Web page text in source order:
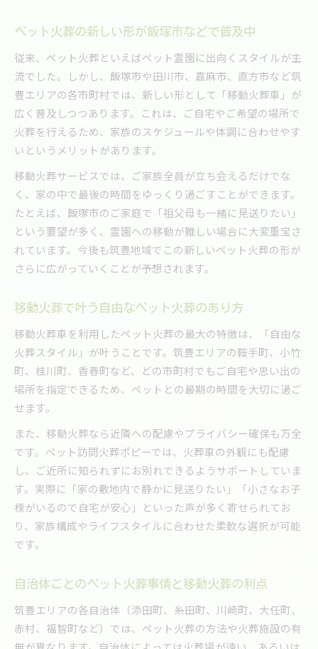
ペット火葬の新しい形が飯塚市などで普及中
従来、ペット火葬といえばペット霊園に出向くスタイルが主
流でした。しかし、飯塚市や田川市、嘉麻市、直方市など筑
豊エリアの各市町村では、新しい形として「移動火葬車」が
広く普及しつつあります。これは、ご自宅やご希望の場所で
火葬を行えるため、家族のスケジュールや体調に合わせやす
いというメリットがあります。
移動火葬サービスでは、ご家族全員が立ち会えるだけでな
く、家の中で最後の時間をゆっくり過ごすことができます。
たとえば、飯塚市のご家庭で「祖父母も一緒に見送りたい」
という要望が多く、霊園への移動が難しい場合に大変重宝さ
れています。今後も筑豊地域でこの新しいペット火葬の形が
さらに広がっていくことが予想されます。
移動火葬で叶う自由なペット火葬のあり方
移動火葬車を利用したペット火葬の最大の特徴は、「自由な
火葬スタイル」が叶うことです。筑豊エリアの鞍手町、小竹
町、桂川町、香春町など、どの市町村でもご自宅や思い出の
場所を指定できるため、ペットとの最期の時間を大切に過ご
せます。
また、移動火葬なら近隣への配慮やプライバシー確保も万全
です。ペット訪問火葬ポピーでは、火葬車の外観にも配慮
し、ご近所に知られずにお別れできるようサポートしていま
す。実際に「家の敷地内で静かに見送りたい」「小さなお子
様がいるので自宅が安心」といった声が多く寄せられてお
り、家族構成やライフスタイルに合わせた柔軟な選択が可能
です。
自治体ごとのペット火葬事情と移動火葬の利点
筑豊エリアの各自治体（添田町、糸田町、川崎町、大任町、
赤村、福智町など）では、ペット火葬の方法や火葬施設の有